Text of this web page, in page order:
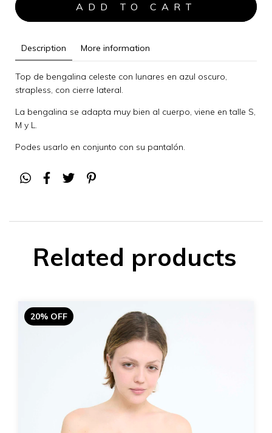
Description More information
Top de bengalina celeste con lunares en azul oscuro,
strapless, con cierre lateral.
La bengalina se adapta muy bien al cuerpo, viene en talle S,
M y L.
Podes usarlo en conjunto con su pantalón.
Related products
20% OFF